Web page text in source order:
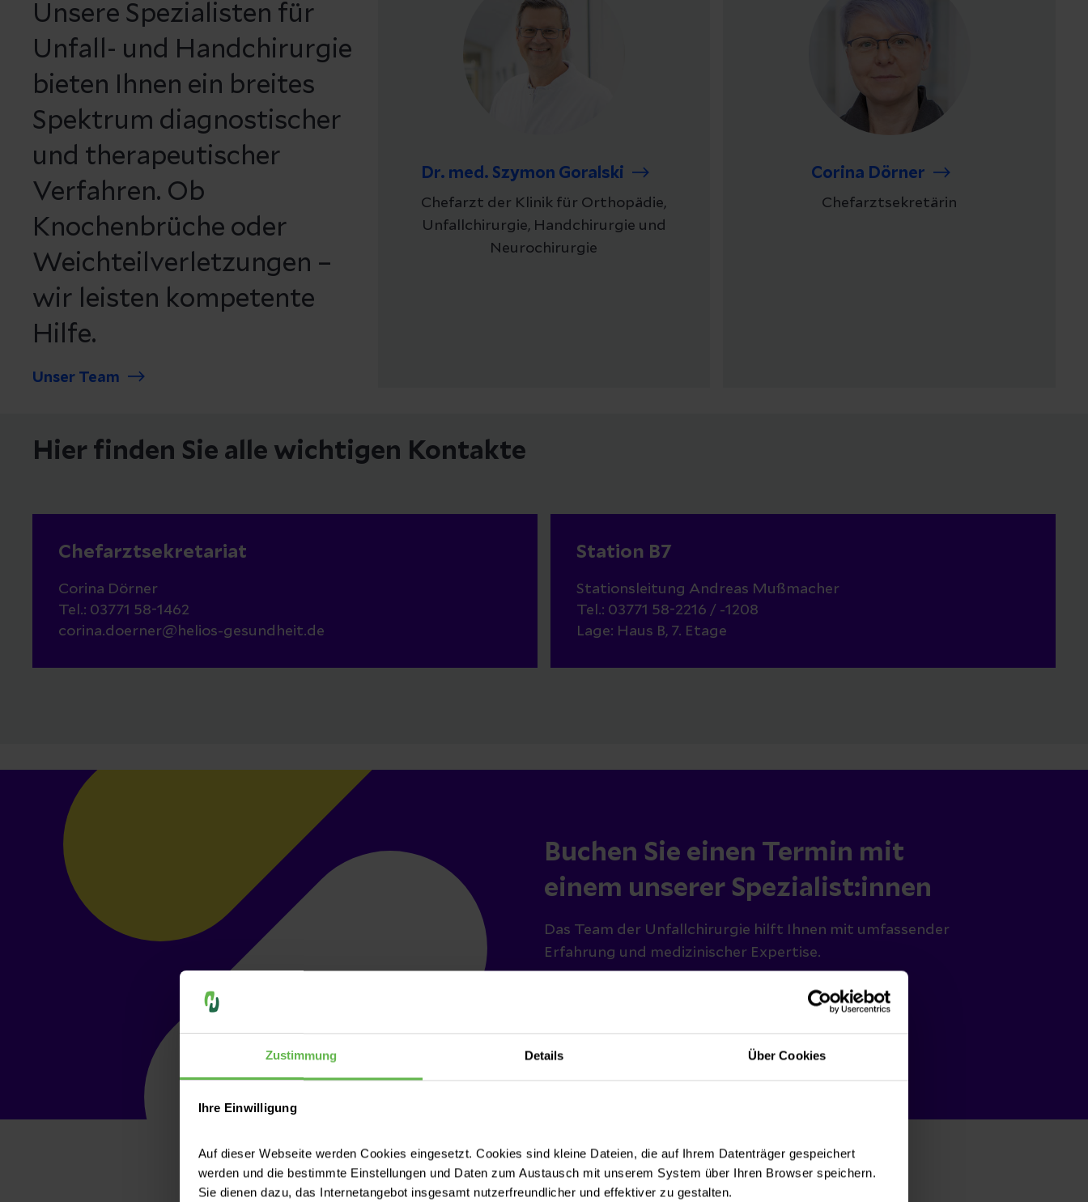
Zustimmung Details Über Cookies
Ihre Einwilligung
Auf dieser Webseite werden Cookies eingesetzt. Cookies sind kleine Dateien, die auf Ihrem Datenträger gespeichert
werden und die bestimmte Einstellungen und Daten zum Austausch mit unserem System über Ihren Browser speichern.
Sie dienen dazu, das Internetangebot insgesamt nutzerfreundlicher und effektiver zu gestalten.
Unsere Spezialisten für
Unfall- und Handchirurgie
bieten Ihnen ein breites
Spektrum diagnostischer
und therapeutischer
Verfahren. Ob
Knochenbrüche oder
Weichteilverletzungen –
wir leisten kompetente
Hilfe.
Unser Team
Dr. med. Szymon Goralski
Chefarzt der Klinik für Orthopädie,
Unfallchirurgie, Handchirurgie und
Neurochirurgie
Corina Dörner
Chefarztsekretärin
Hier finden Sie alle wichtigen Kontakte
Chefarztsekretariat
Corina Dörner
Tel.: 03771 58-1462
corina.doerner@helios-gesundheit.de
Station B7
Stationsleitung Andreas Mußmacher
Tel.: 03771 58-2216 / -1208
Lage: Haus B, 7. Etage
Buchen Sie einen Termin mit
einem unserer Spezialist:innen
Das Team der Unfallchirurgie hilft Ihnen mit umfassender
Erfahrung und medizinischer Expertise.